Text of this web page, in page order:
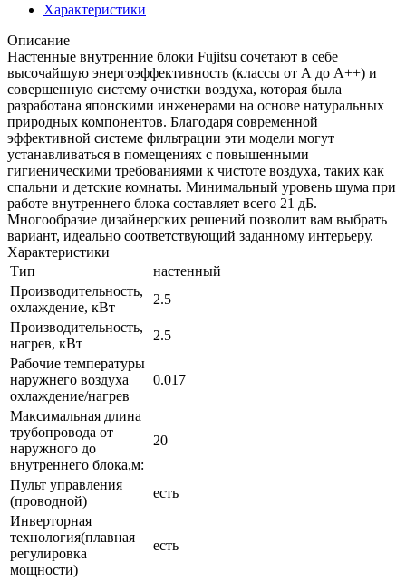
Характеристики
Описание
Настенные внутренние блоки Fujitsu сочетают в себе
высочайшую энергоэффективность (классы от А до A++) и
совершенную систему очистки воздуха, которая была
разработана японскими инженерами на основе натуральных
природных компонентов. Благодаря современной
эффективной системе фильтрации эти модели могут
устанавливаться в помещениях с повышенными
гигиеническими требованиями к чистоте воздуха, таких как
спальни и детские комнаты. Минимальный уровень шума при
работе внутреннего блока составляет всего 21 дБ.
Многообразие дизайнерских решений позволит вам выбрать
вариант, идеально соответствующий заданному интерьеру.
Характеристики
Тип
настенный
Производительность,
охлаждение, кВт
2.5
Производительность,
нагрев, кВт
2.5
Рабочие температуры
наружнего воздуха
охлаждение/нагрев
0.017
Максимальная длина
трубопровода от
наружного до
внутреннего блока,м:
20
Пульт управления
(проводной)
есть
Инверторная
технология(плавная
регулировка
мощности)
есть